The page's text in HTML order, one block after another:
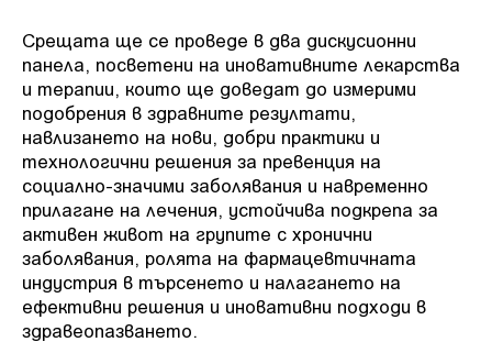
Срещата ще се проведе в два дискусионни
панела, посветени на иновативните лекарства
и терапии, които ще доведат до измерими
подобрения в здравните резултати,
навлизането на нови, добри практики и
технологични решения за превенция на
социално-значими заболявания и навременно
прилагане на лечения, устойчива подкрепа за
активен живот на групите с хронични
заболявания, ролята на фармацевтичната
индустрия в търсенето и налагането на
ефективни решения и иновативни подходи в
здравеопазването.